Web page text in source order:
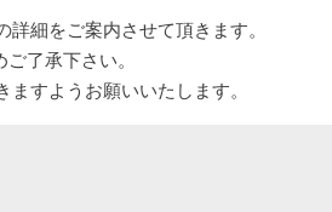
細をご案内させて頂きます。
了承下さい。
すようお願いいたします。